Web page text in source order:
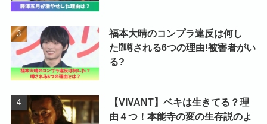
福本大晴のコンプラ違反は何し
た⁉噂される6つの理由!被害者がい
る?
【VIVANT】ベキは生きてる？理
由４つ！本能寺の変の生存説のよ